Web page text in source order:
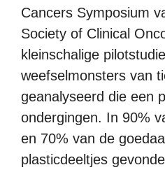
Cancers Symposium
Society of Clinical
kleinschalige
weefselmonsters van
geanalyseerd die een
ondergingen. In 90%
en 70% van de
plasticdeeltjes